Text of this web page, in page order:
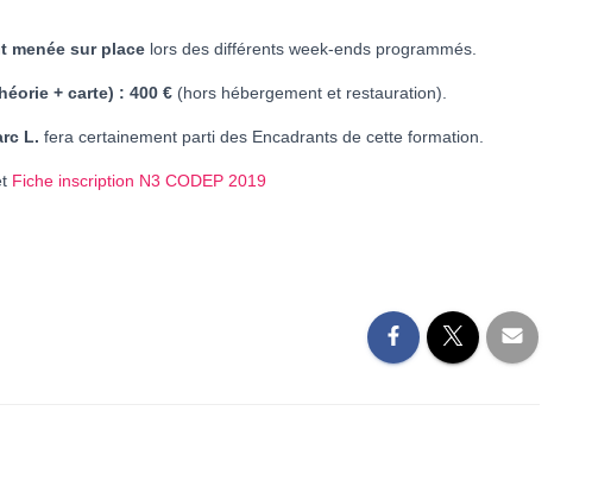
menée sur place lors des différents week-ends programmés.
+ carte) : 400 € (hors hébergement et restauration).
L. fera certainement parti des Encadrants de cette formation.
Fiche inscription N3 CODEP 2019